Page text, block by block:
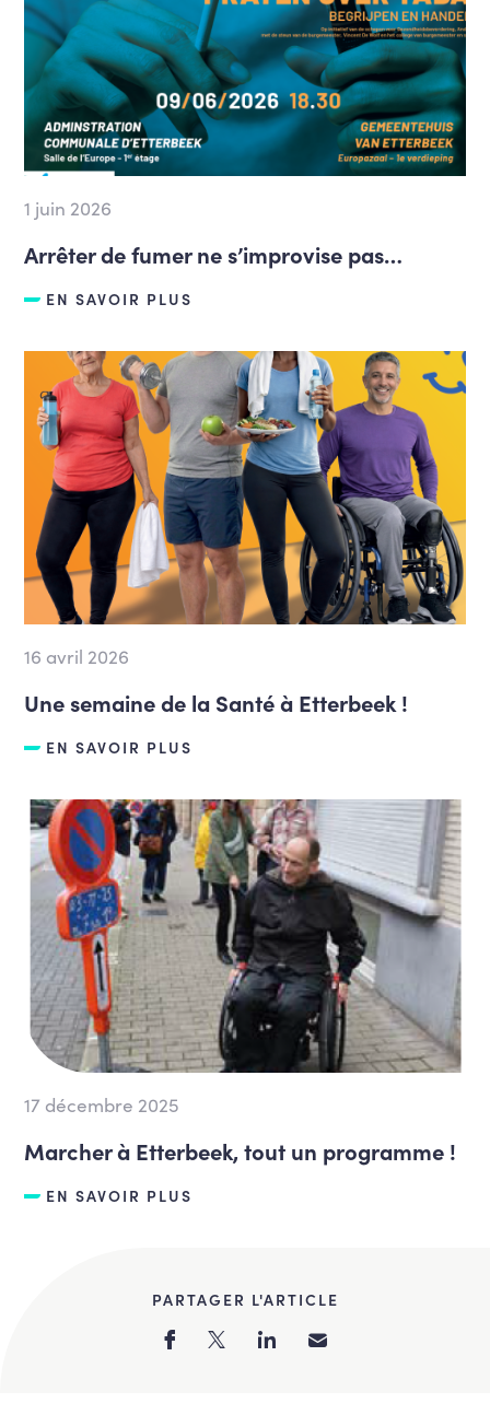
1 juin 2026
Arrêter de fumer ne s’improvise pas…
EN SAVOIR PLUS
16 avril 2026
Une semaine de la Santé à Etterbeek !
EN SAVOIR PLUS
17 décembre 2025
Marcher à Etterbeek, tout un programme !
EN SAVOIR PLUS
PARTAGER L'ARTICLE